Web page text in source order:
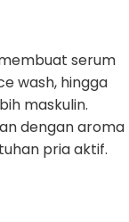
serum
wash, hingga
maskulin.
dengan aroma
pria aktif.